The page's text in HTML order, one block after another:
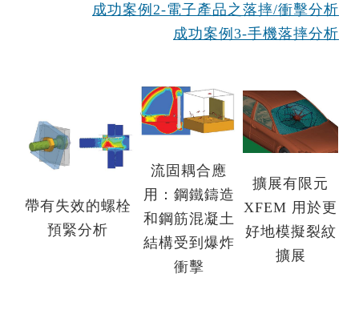
成功案例2-電子產品之落摔/衝擊分析
成功案例3-手機落摔分析
帶有失效的螺栓
預緊分析
流固耦合應
用：鋼鐵鑄造
和鋼筋混凝土
結構受到爆炸
衝擊
擴展有限元
XFEM 用於更
好地模擬裂紋
擴展